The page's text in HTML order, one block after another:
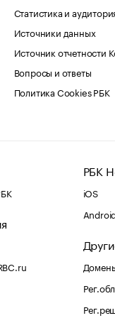
Статистика и
Источники данных
Источник отчетности
Вопросы и ответы
Политика Cookies РБК
РБК
iOS